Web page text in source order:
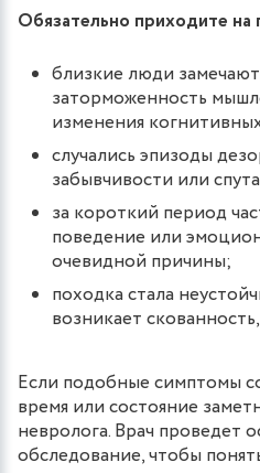
Обязательно приходите на
близкие люди замечают
заторможенность
изменения
случались эпизоды
забывчивости или
за короткий период
поведение или
очевидной причины;
походка стала
возникает
Если подобные симптомы
время или состояние
невролога. Врач проведет
обследование, чтобы